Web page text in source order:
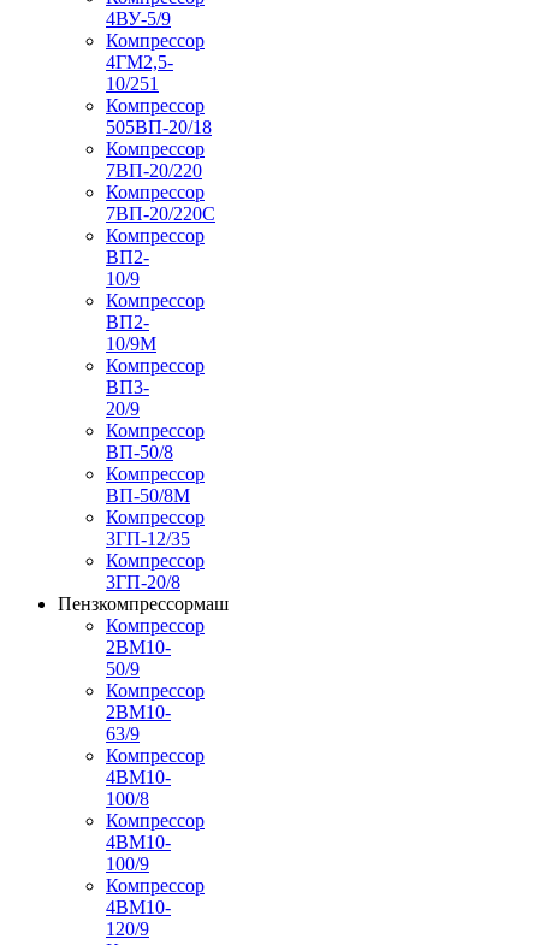
4ВУ-5/9
Компрессор
4ГМ2,5-
10/251
Компрессор
505ВП-20/18
Компрессор
7ВП-20/220
Компрессор
7ВП-20/220С
Компрессор
ВП2-
10/9
Компрессор
ВП2-
10/9М
Компрессор
ВП3-
20/9
Компрессор
ВП-50/8
Компрессор
ВП-50/8М
Компрессор
3ГП-12/35
Компрессор
3ГП-20/8
Пензкомпрессормаш
Компрессор
2ВМ10-
50/9
Компрессор
2ВМ10-
63/9
Компрессор
4ВМ10-
100/8
Компрессор
4ВМ10-
100/9
Компрессор
4ВМ10-
120/9